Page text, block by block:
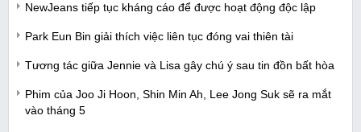
NewJeans tiếp tục kháng cáo để được hoạt động độc lập
Park Eun Bin giải thích việc liên tục đóng vai thiên tài
Tương tác giữa Jennie và Lisa gây chú ý sau tin đồn bất hòa
Phim của Joo Ji Hoon, Shin Min Ah, Lee Jong Suk sẽ ra mắt
vào tháng 5